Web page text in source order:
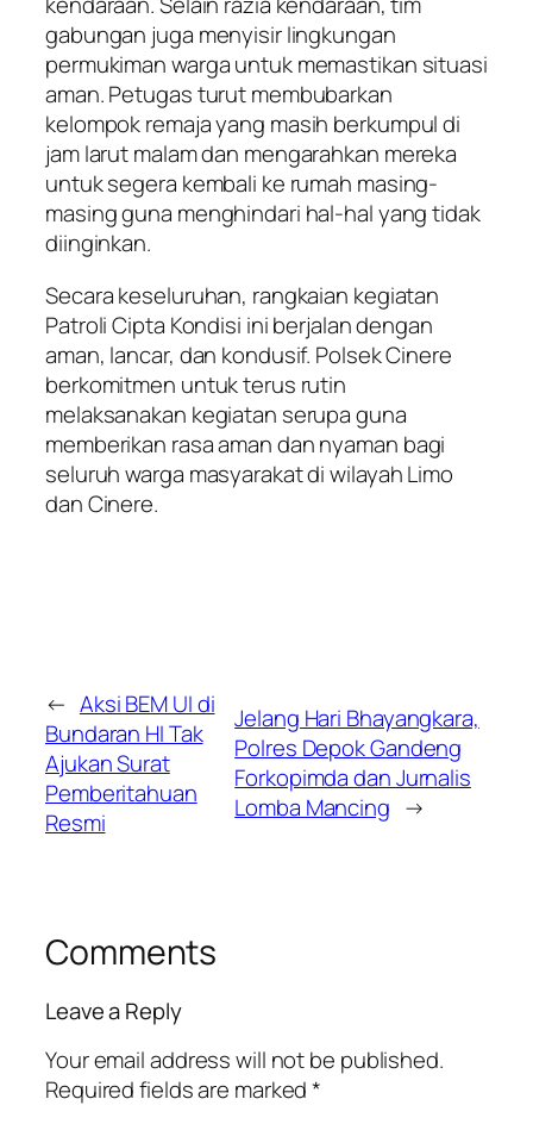
gabungan juga menyisir lingkungan
permukiman warga untuk memastikan situasi
aman. Petugas turut membubarkan
kelompok remaja yang masih berkumpul di
jam larut malam dan mengarahkan mereka
untuk segera kembali ke rumah masing-
masing guna menghindari hal-hal yang tidak
diinginkan.
Secara keseluruhan, rangkaian kegiatan
Patroli Cipta Kondisi ini berjalan dengan
aman, lancar, dan kondusif. Polsek Cinere
berkomitmen untuk terus rutin
melaksanakan kegiatan serupa guna
memberikan rasa aman dan nyaman bagi
seluruh warga masyarakat di wilayah Limo
dan Cinere.
← Aksi BEM UI di
Bundaran HI Tak
Ajukan Surat
Pemberitahuan
Resmi
Jelang Hari Bhayangkara,
Polres Depok Gandeng
Forkopimda dan Jurnalis
Lomba Mancing →
Comments
Leave a Reply
Your email address will not be published.
Required fields are marked*